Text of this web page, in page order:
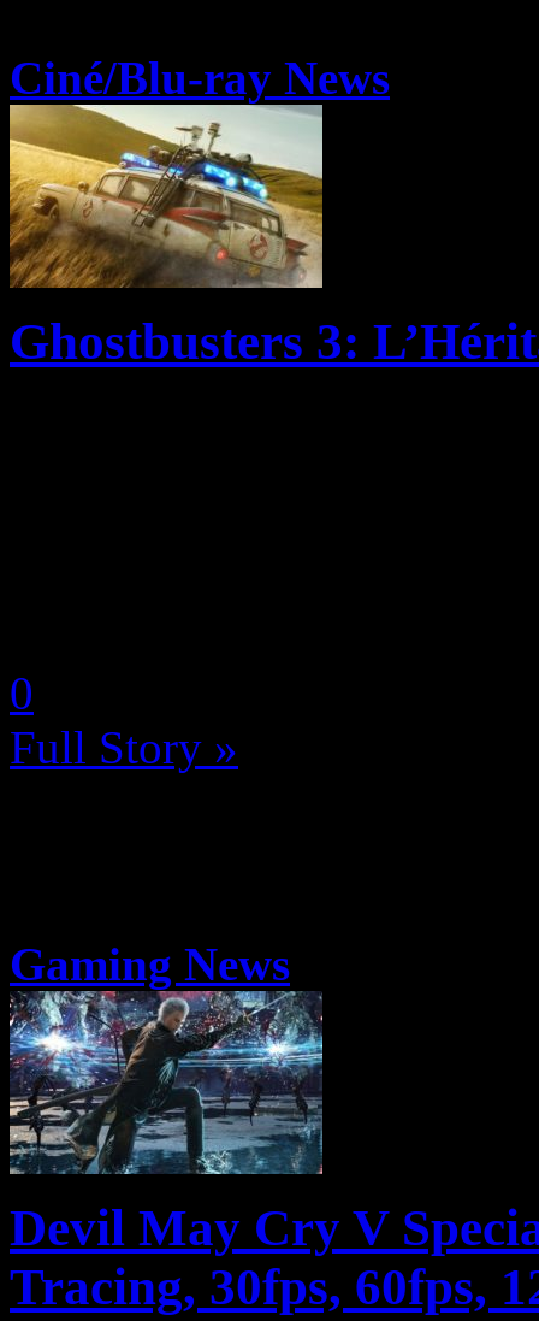
Ciné/Blu-ray News
Ghostbusters 3:
0
Full Story »
Gaming News
Devil May Cry V
Tracing, 30fps, 60fps,